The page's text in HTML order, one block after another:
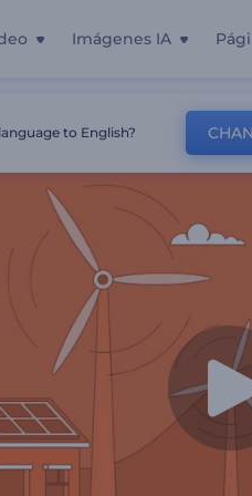
Imágenes IA
to English?